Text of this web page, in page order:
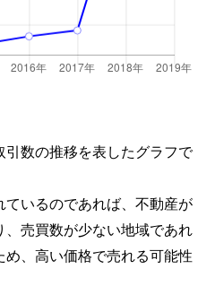
数の推移を表したグラフで
いるのであれば、不動産が
売買数が少ない地域であれ
、高い価格で売れる可能性